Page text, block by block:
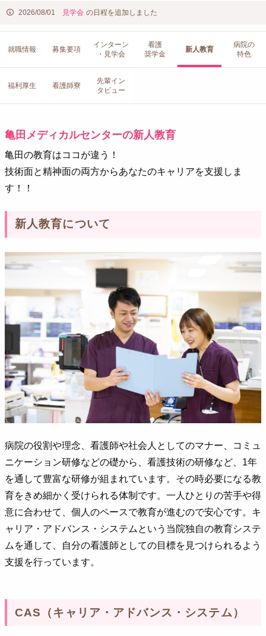
2026/08/01 見学会 の日程を追加しました
就職情報 募集要項
インターン
・見学会
看護
奨学金
新人教育
病院の
特色
福利厚生 看護師寮
先輩イン
タビュー
亀田メディカルセンターの新人教育
亀田の教育はココが違う！
技術面と精神面の両方からあなたのキャリアを支援しま
す！！
新人教育について
病院の役割や理念、看護師や社会人としてのマナー、コミュ
ニケーション研修などの礎から、看護技術の研修など、1年
を通して豊富な研修が組まれています。その時必要になる教
育をきめ細かく受けられる体制です。一人ひとりの苦手や得
意に合わせて、個人のペースで教育が進むので安心です。キ
ャリア・アドバンス・システムという当院独自の教育システ
ムを通して、自分の看護師としての目標を見つけられるよう
支援を行っています。
CAS（キャリア・アドバンス・システム）